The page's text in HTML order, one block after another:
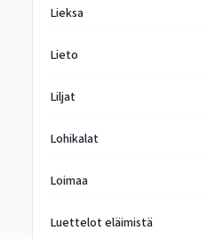
Lieksa
Lieto
Liljat
Lohikalat
Loimaa
Luettelot eläimistä